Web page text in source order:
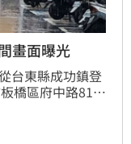
畫面曝光
台東縣成功鎮登
橋區府中路81號
，並未造成人員